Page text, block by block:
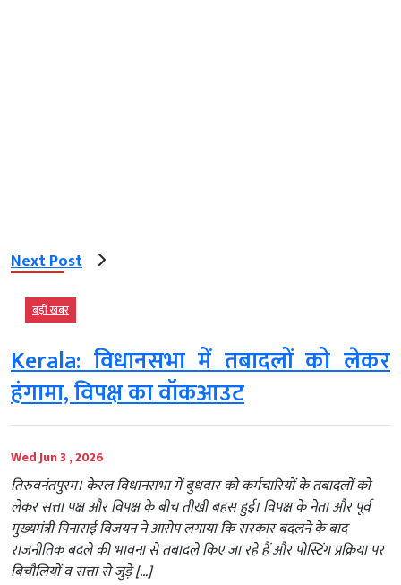
Next Post
बड़ी खबर
Kerala: विधानसभा में तबादलों को लेकर
हंगामा, विपक्ष का वॉकआउट
Wed Jun 3 , 2026
तिरुवनंतपुरम। केरल विधानसभा में बुधवार को कर्मचारियों के तबादलों को
लेकर सत्ता पक्ष और विपक्ष के बीच तीखी बहस हुई। विपक्ष के नेता और पूर्व
मुख्यमंत्री पिनाराई विजयन ने आरोप लगाया कि सरकार बदलने के बाद
राजनीतिक बदले की भावना से तबादले किए जा रहे हैं और पोस्टिंग प्रक्रिया पर
बिचौलियों व सत्ता से जुड़े […]